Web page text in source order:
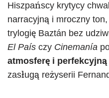
Hiszpańscy krytycy
narracyjną i mroczny
trylogię Baztán bez
El País czy Cinemanía
atmosferę i
zasługą reżyserii